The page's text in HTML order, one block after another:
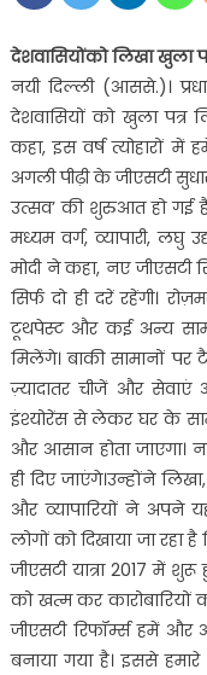
देशवासियोंको लिखा खुला
नयी दिल्ली (आससे.)।
देशवासियों को खुला पत्र
कहा, इस वर्ष त्योहारों
अगली पीढ़ी के जीएसटी
उत्सव’ की शुरुआत हो गई
मध्यम वर्ग, व्यापारी, लघु
मोदी ने कहा, नए जीएसटी
सिर्फ दो ही दरें रहेंगी।
टूथपेस्ट और कई अन्य
मिलेंगे। बाकी सामानों पर
ज़्यादातर चीजें और सेवाएं
इंश्योरेंस से लेकर घर के
और आसान होता जाएगा।
ही दिए जाएंगे।उन्होंने
और व्यापारियों ने अपने
लोगों को दिखाया जा रहा
जीएसटी यात्रा 2017 में
को खत्म कर कारोबारियों
जीएसटी रिफॉर्म्स हमें
बनाया गया है। इससे